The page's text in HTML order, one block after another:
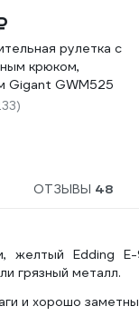
рулетка с
крюком,
Gigant GWM525
ОТЗЫВЫ 48
желтый Edding
грязный металл.
и хорошо